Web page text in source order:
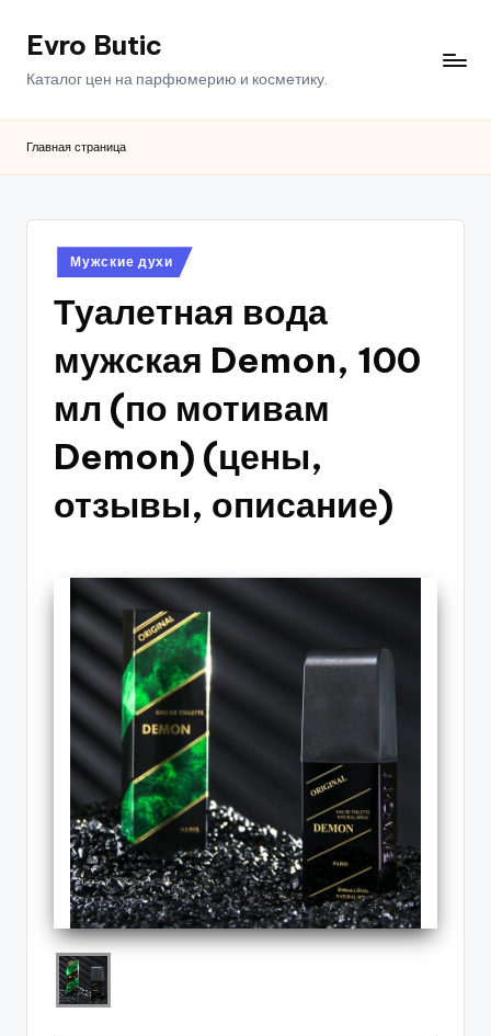
ПерейтиEvro Butic
Каталог цен на парфюмерию и косметику.
Главная страница
Опубликовано
в
Мужские духи
Туалетная вода
мужская Demon, 100
мл (по мотивам
Demon) (цены,
отзывы, описание)